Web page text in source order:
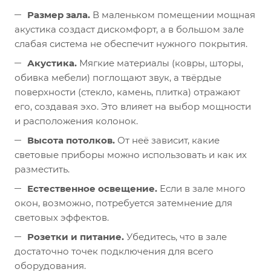
Размер зала. В маленьком помещении мощная
акустика создаст дискомфорт, а в большом зале
слабая система не обеспечит нужного покрытия.
Акустика. Мягкие материалы (ковры, шторы,
обивка мебели) поглощают звук, а твёрдые
поверхности (стекло, камень, плитка) отражают
его, создавая эхо. Это влияет на выбор мощности
и расположения колонок.
Высота потолков. От неё зависит, какие
световые приборы можно использовать и как их
разместить.
Естественное освещение. Если в зале много
окон, возможно, потребуется затемнение для
световых эффектов.
Розетки и питание. Убедитесь, что в зале
достаточно точек подключения для всего
оборудования.